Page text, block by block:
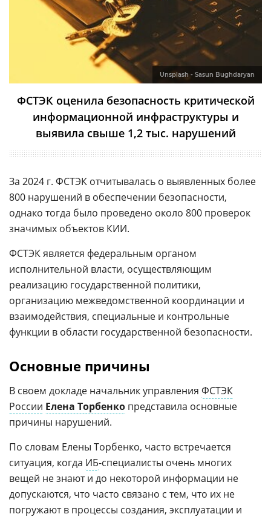
Unsplash - Sasun Bughdaryan
ФСТЭК оценила безопасность критической
информационной инфраструктуры и
выявила свыше 1,2 тыс. нарушений
За 2024 г. ФСТЭК отчитывалась о выявленных более
800 нарушений в обеспечении безопасности,
однако тогда было проведено около 800 проверок
значимых объектов КИИ.
ФСТЭК является федеральным органом
исполнительной власти, осуществляющим
реализацию государственной политики,
организацию межведомственной координации и
взаимодействия, специальные и контрольные
функции в области государственной безопасности.
Основные причины
В своем докладе начальник управления ФСТЭК
России Елена Торбенко представила основные
причины нарушений.
По словам Елены Торбенко, часто встречается
ситуация, когда ИБ-специалисты очень многих
вещей не знают и до некоторой информации не
допускаются, что часто связано с тем, что их не
погружают в процессы создания, эксплуатации и